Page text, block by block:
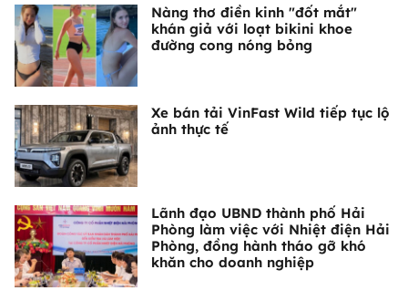
Nàng thơ điền kinh "đốt mắt"
khán giả với loạt bikini khoe
đường cong nóng bỏng
Xe bán tải VinFast Wild tiếp tục lộ
ảnh thực tế
Lãnh đạo UBND thành phố Hải
Phòng làm việc với Nhiệt điện Hải
Phòng, đồng hành tháo gỡ khó
khăn cho doanh nghiệp